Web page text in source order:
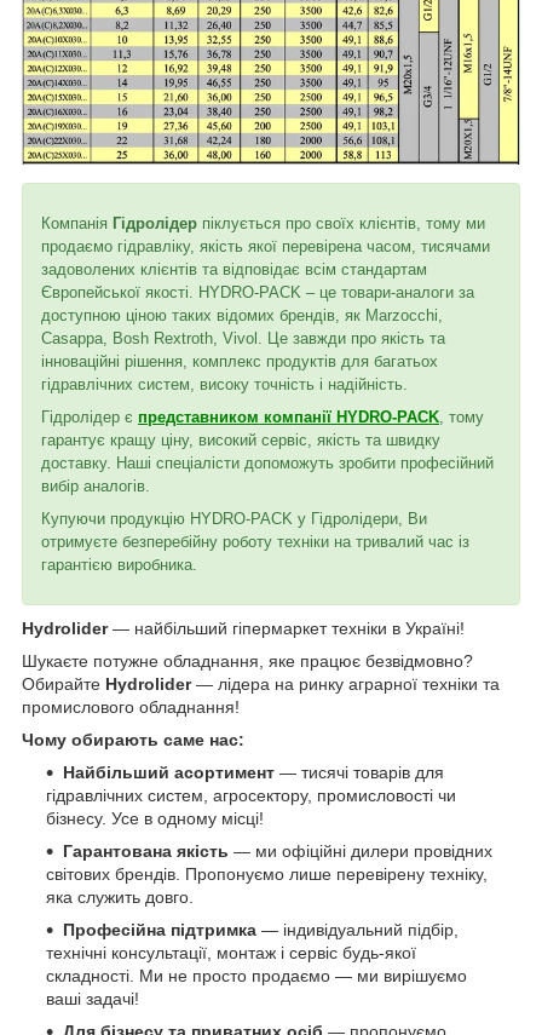
Компанія Гідролідер піклується про своїх клієнтів, тому ми
продаємо гідравліку, якість якої перевірена часом, тисячами
задоволених клієнтів та відповідає всім стандартам
Європейської якості. HYDRO-PACK – це товари-аналоги за
доступною ціною таких відомих брендів, як Marzocchi,
Casappa, Bosh Rextroth, Vivol. Це завжди про якість та
інноваційні рішення, комплекс продуктів для багатьох
гідравлічних систем, високу точність і надійність.
Гідролідер є представником компанії HYDRO-PACK, тому
гарантує кращу ціну, високий сервіс, якість та швидку
доставку. Наші спеціалісти допоможуть зробити професійний
вибір аналогів.
Купуючи продукцію HYDRO-PACK у Гідролідери, Ви
отримуєте безперебійну роботу техніки на тривалий час із
гарантією виробника.
Hydrolider— найбільший гіпермаркет техніки в Україні!
Шукаєте потужне обладнання, яке працює безвідмовно?
Обирайте Hydrolider— лідера на ринку аграрної техніки та
промислового обладнання!
Чому обирають саме нас:
Найбільший асортимент — тисячі товарів для
гідравлічних систем, агросектору, промисловості чи
бізнесу. Усе в одному місці!
Гарантована якість — ми офіційні дилери провідних
світових брендів. Пропонуємо лише перевірену техніку,
яка служить довго.
Професійна підтримка — індивідуальний підбір,
технічні консультації, монтаж і сервіс будь-якої
складності. Ми не просто продаємо — ми вирішуємо
ваші задачі!